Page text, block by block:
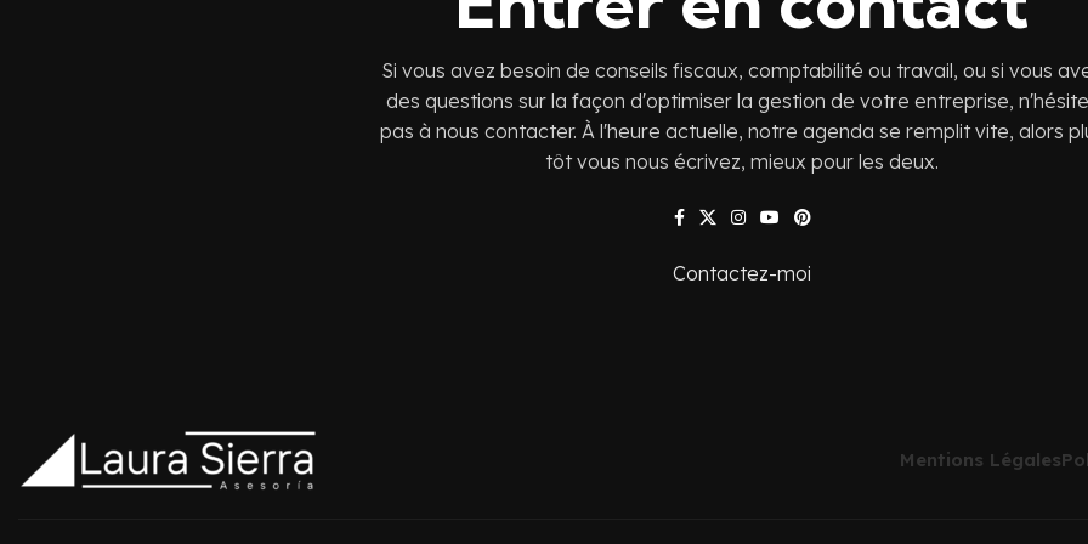
Si vous avez besoin de conseils fiscaux, comptabilité ou travail, ou si vous
des questions sur la façon d'optimiser la gestion de votre entreprise,
pas à nous contacter. À l'heure actuelle, notre agenda se remplit vite, alors
tôt vous nous écrivez, mieux pour les deux.
Contactez-moi
Mentions Légales